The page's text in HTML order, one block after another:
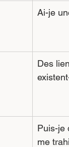
Ai-je
Des
Puis-je
me